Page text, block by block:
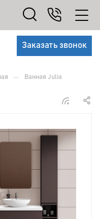
Заказать звонок
— Ванная Julia